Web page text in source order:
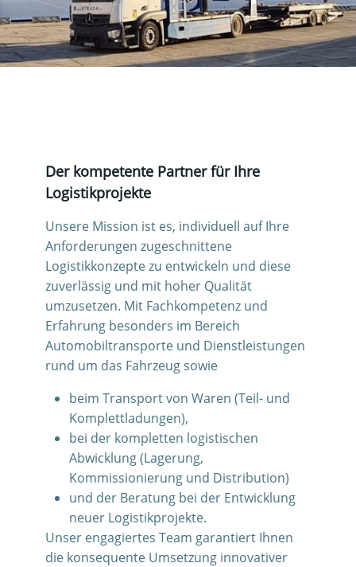
Der kompetente Partner für Ihre
Logistikprojekte
Unsere Mission ist es, individuell auf Ihre
Anforderungen zugeschnittene
Logistikkonzepte zu entwickeln und diese
zuverlässig und mit hoher Qualität
umzusetzen. Mit Fachkompetenz und
Erfahrung besonders im Bereich
Automobiltransporte und Dienstleistungen
rund um das Fahrzeug sowie
beim Transport von Waren (Teil- und
Komplettladungen),
bei der kompletten logistischen
Abwicklung (Lagerung,
Kommissionierung und Distribution)
und der Beratung bei der Entwicklung
neuer Logistikprojekte.
Unser engagiertes Team garantiert Ihnen
die konsequente Umsetzung innovativer